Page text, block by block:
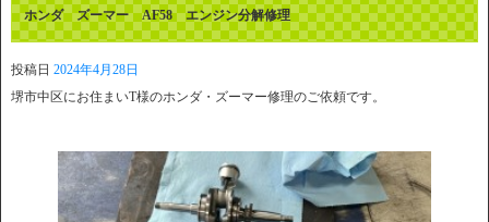
ホンダ ズーマー AF58 エンジン分解修理
投稿日 2024年4月28日
堺市中区にお住まいT様のホンダ・ズーマー修理のご依頼です。